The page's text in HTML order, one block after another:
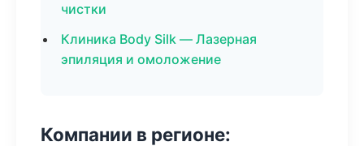
чистки
Клиника Body Silk — Лазерная
эпиляция и омоложение
Компании в регионе: